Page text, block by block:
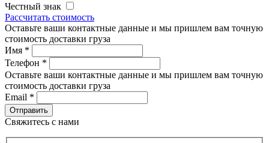
Честный знак
Рассчитать стоимость
Оставьте ваши контактные данные и мы пришлем вам точную
стоимость доставки груза
Имя *
Телефон *
Оставьте ваши контактные данные и мы пришлем вам точную
стоимость доставки груза
Email *
Свяжитесь с нами